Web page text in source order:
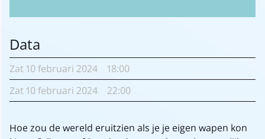
Data
Zat 10 februari 2024
18:00
Zat 10 februari 2024 22:00
Hoe zou de wereld eruitzien als je je eigen wapen kon